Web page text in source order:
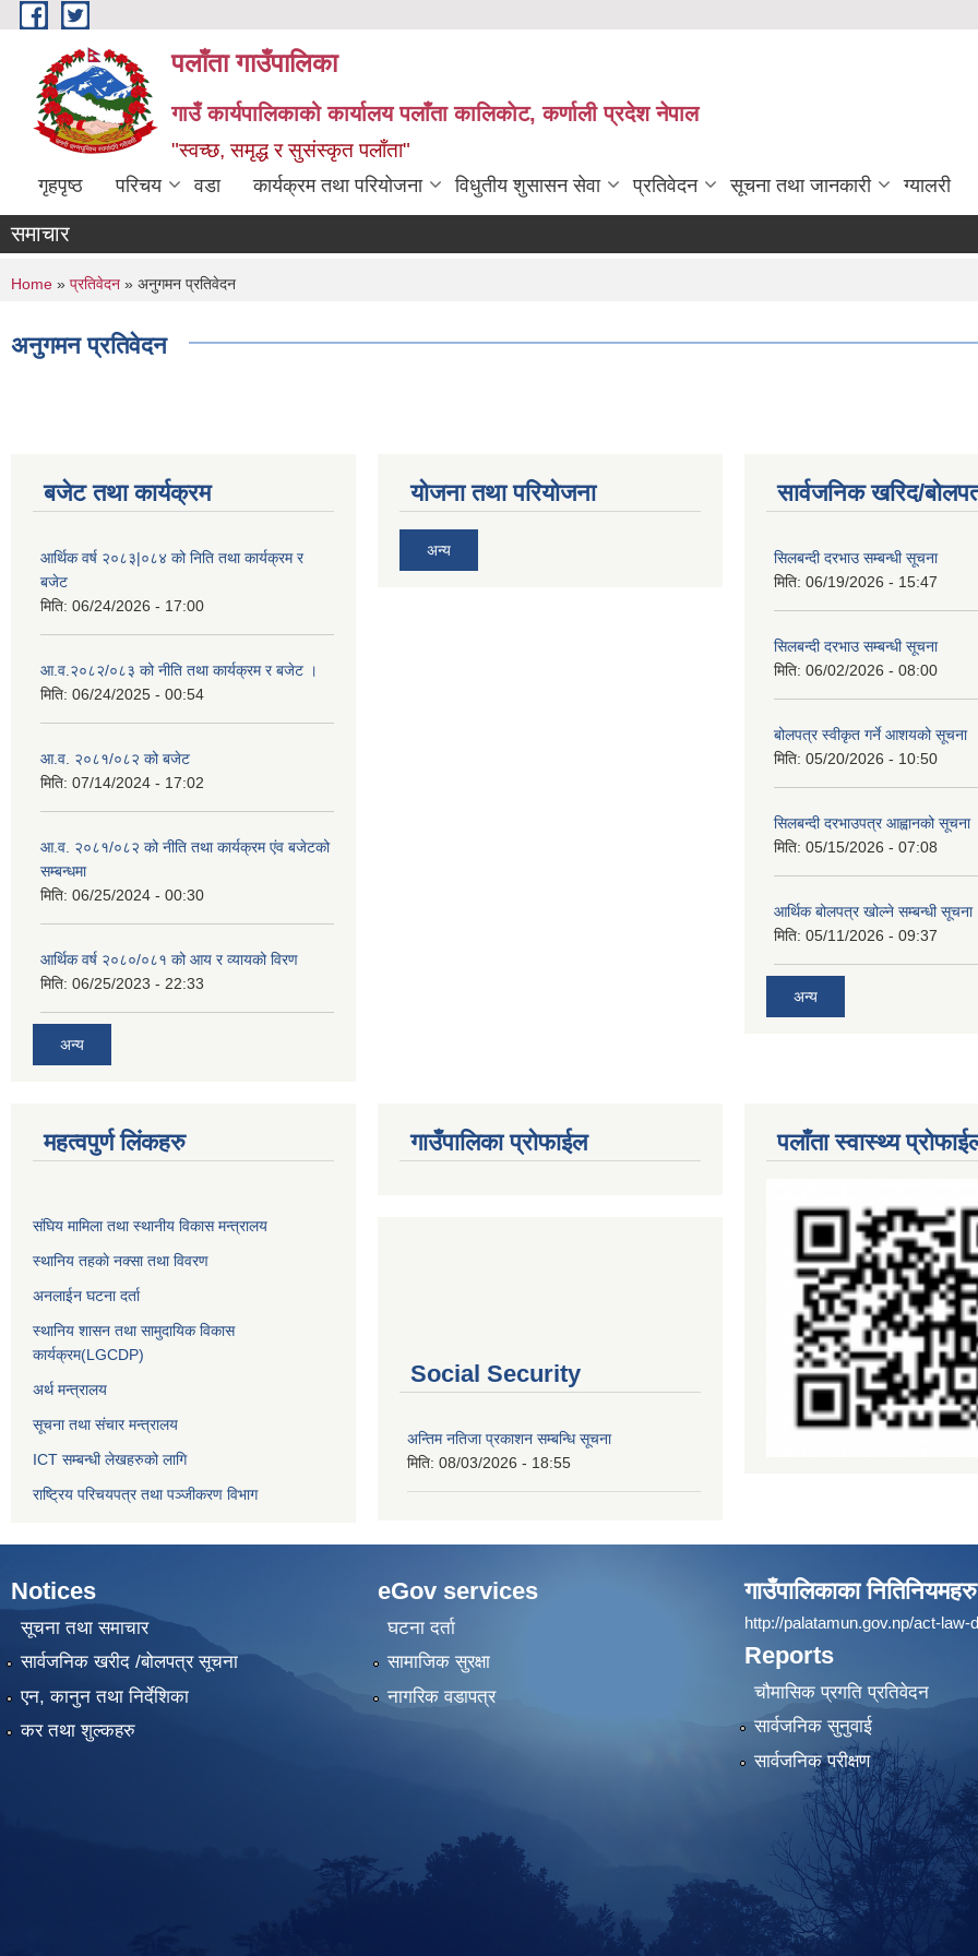
Skip to main content
पलाँता गाउँपालिका
गाउँ कार्यपालिकाको कार्यालयपलाँता कालिकाेट, कर्णाली प्रदेश नेपाल
"स्वच्छ, समृद्ध र सुसंस्कृत पलाँता"
गृहपृष्ठ परिचय वडा कार्यक्रम तथा परियोजना विधुतीय शुसासन सेवा प्रतिवेदन सूचना तथा जानकारी ग्यालरी
समाचार
You are here
Home » प्रतिवेदन » अनुगमन प्रतिवेदन
अनुगमन प्रतिवेदन
बजेट तथा कार्यक्रम
आर्थिक वर्ष २०८३|०८४ को निति तथा कार्यक्रम र
बजेट
मिति: 06/24/2026 - 17:00
आ.व.२०८२/०८३ को नीति तथा कार्यक्रम र बजेट ।
मिति: 06/24/2025 - 00:54
आ.व. २०८१/०८२ को बजेट
मिति: 07/14/2024 - 17:02
आ.व. २०८१/०८२ को नीति तथा कार्यक्रम एंव बजेटको
सम्बन्धमा
मिति: 06/25/2024 - 00:30
आर्थिक वर्ष २०८०/०८१ को आय र व्यायको विरण
मिति: 06/25/2023 - 22:33
अन्य
योजना तथा परियोजना
अन्य
सार्वजनिक खरिद/
सिलबन्दी दरभाउ सम्बन्धी सूचना
मिति: 06/19/2026 - 15:47
सिलबन्दी दरभाउ सम्बन्धी सूचना
मिति: 06/02/2026 - 08:00
बोलपत्र स्वीकृत गर्ने आशयको सूचना
मिति: 05/20/2026 - 10:50
सिलबन्दी दरभाउपत्र आह्वानको सूचना
मिति: 05/15/2026 - 07:08
आर्थिक बोलपत्र खोल्ने सम्बन्धी सूचना
मिति: 05/11/2026 - 09:37
अन्य
महत्वपुर्ण लिंकहरु
संघिय मामिला तथा स्थानीय विकास मन्त्रालय
स्थानिय तहकाे नक्सा तथा विवरण
अनलाईन घटना दर्ता
स्थानिय शासन तथा सामुदायिक विकास
कार्यक्रम(LGCDP)
अर्थ मन्त्रालय
सूचना तथा संचार मन्त्रालय
ICT सम्बन्धी लेखहरुको लागि
राष्ट्रिय परिचयपत्र तथा पञ्‍जीकरण विभाग
गाउँपालिका प्रोफाईल
Social Security
अन्तिम नतिजा प्रकाशन सम्बन्धि सूचना
मिति: 08/03/2026 - 18:55
पलाँता स्वास्थ्य
Notices
सूचना तथा समाचार
सार्वजनिक खरीद /बोलपत्र सूचना
एन, कानुन तथा निर्देशिका
कर तथा शुल्कहरु
eGov services
घटना दर्ता
सामाजिक सुरक्षा
नागरिक वडापत्र
गाउँपालिकाका नितिनियमहरु
http://palatamun.gov.np/act-law-
Reports
चौमासिक प्रगति प्रतिवेदन
सार्वजनिक सुनुवाई
सार्वजनिक परीक्षण